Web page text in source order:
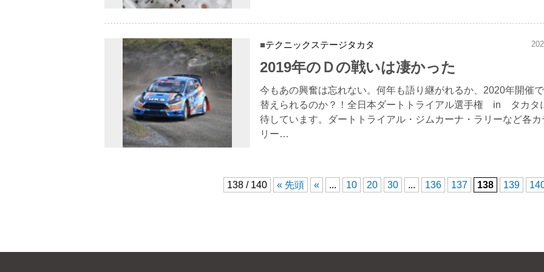
テクニックステージタカタ
2019年のＤの戦いは凄かった
今もあの興奮は忘れない。何年も語り継がれるか、2020年開催で
替えられるのか？！全日本ダートトライアル選手権 in タカタ
待しています。ダートトライアル・ジムカーナ・ラリーなど各カ
リー…
138 / 140 « 先頭 « ... 10 20 30 ... 136 137 138 139